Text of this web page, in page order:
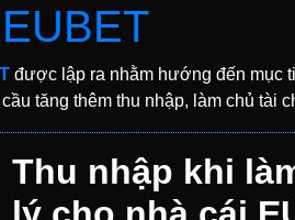
EUBET
được lập ra nhằm hướng đến mục
tăng thêm thu nhập, làm chủ tài
Thu nhập khi